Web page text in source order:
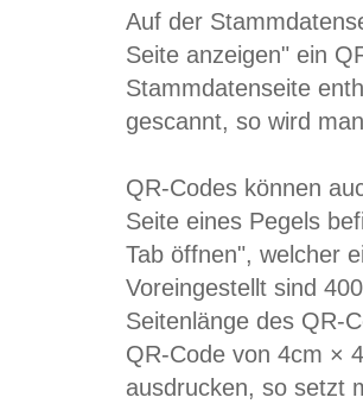
Auf der
Seite anzeigen" ein
Stammdatenseite
gescannt, so wird
QR-Codes können
Seite eines Pegels
Tab öffnen", welcher
Voreingestellt sind
Seitenlänge des QR-
QR-Code von 4cm ×
ausdrucken, so setzt